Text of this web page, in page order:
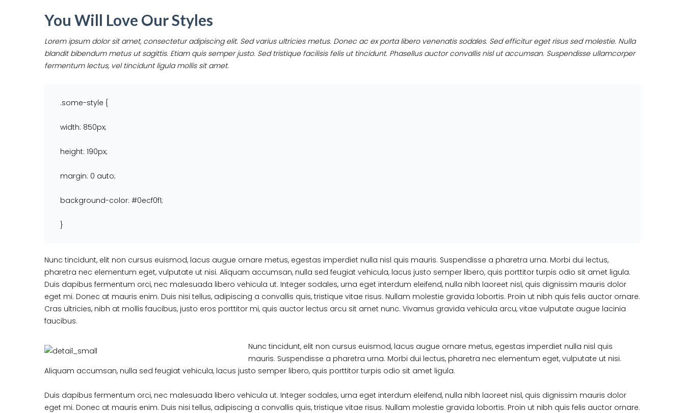
You Will Love Our Styles
Lorem ipsum dolor sit amet, consectetur adipiscing elit. Sed varius ultricies metus. Donec ac ex porta libero venenatis sodales. Sed efficitur eget risus sed molestie. Nulla
blandit bibendum metus ut sagittis. Etiam quis semper justo. Sed tristique facilisis felis ut tincidunt. Phasellus auctor convallis nisl ut accumsan. Suspendisse ullamcorper
fermentum lectus, vel tincidunt ligula mollis sit amet.
.some-style {
width: 850px;
height: 190px;
margin: 0 auto;
background-color: #0ecf0f1;
}
Nunc tincidunt, elit non cursus euismod, lacus augue ornare metus, egestas imperdiet nulla nisl quis mauris. Suspendisse a pharetra urna. Morbi dui lectus,
pharetra nec elementum eget, vulputate ut nisi. Aliquam accumsan, nulla sed feugiat vehicula, lacus justo semper libero, quis porttitor turpis odio sit amet ligula.
Duis dapibus fermentum orci, nec malesuada libero vehicula ut. Integer sodales, urna eget interdum eleifend, nulla nibh laoreet nisl, quis dignissim mauris dolor
eget mi. Donec at mauris enim. Duis nisi tellus, adipiscing a convallis quis, tristique vitae risus. Nullam molestie gravida lobortis. Proin ut nibh quis felis auctor ornare.
Cras ultricies, nibh at mollis faucibus, justo eros porttitor mi, quis auctor lectus arcu sit amet nunc. Vivamus gravida vehicula arcu, vitae vulputate augue lacinia
faucibus.
Nunc tincidunt, elit non cursus euismod, lacus augue ornare metus, egestas imperdiet nulla nisl quis
mauris. Suspendisse a pharetra urna. Morbi dui lectus, pharetra nec elementum eget, vulputate ut nisi.
Aliquam accumsan, nulla sed feugiat vehicula, lacus justo semper libero, quis porttitor turpis odio sit amet ligula.
Duis dapibus fermentum orci, nec malesuada libero vehicula ut. Integer sodales, urna eget interdum eleifend, nulla nibh laoreet nisl, quis dignissim mauris dolor
eget mi. Donec at mauris enim. Duis nisi tellus, adipiscing a convallis quis, tristique vitae risus. Nullam molestie gravida lobortis. Proin ut nibh quis felis auctor ornare.